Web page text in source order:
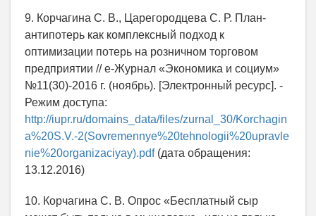
9. Корчагина С. В., Царегородцева С. Р. План-
антипотерь как комплексный подход к
оптимизации потерь на розничном торговом
предприятии // е-Журнал «Экономика и социум»
№11(30)-2016 г. (ноябрь). [Электронный ресурс]. -
Режим доступа:
http://iupr.ru/domains_data/files/zurnal_30/Korchagin
a%20S.V.-2(Sovremennye%20tehnologii%20upravle
nie%20organizaciyay).pdf(дата обращения:
13.12.2016)
10. Корчагина С. В. Опрос «Бесплатный сыр